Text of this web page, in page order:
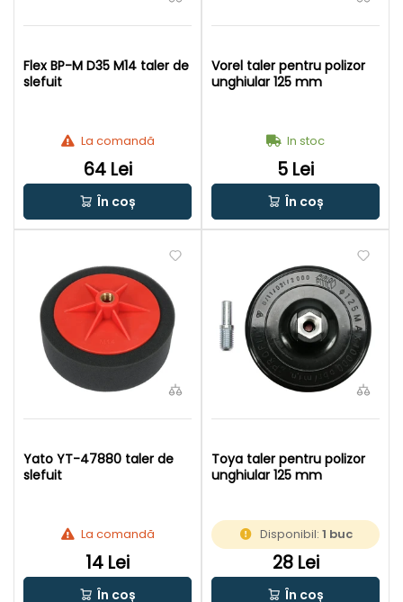
Flex BP-M D35 M14 taler de
slefuit
La comandă
64 Lei
În coș
Vorel taler pentru polizor
unghiular 125 mm
In stoc
5 Lei
În coș
Yato YT-47880 taler de
slefuit
La comandă
14 Lei
În coș
Toya taler pentru polizor
unghiular 125 mm
Disponibil: 1 buc
28 Lei
În coș